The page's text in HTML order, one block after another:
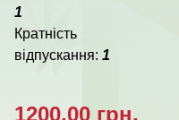
1
Кратність
відпускання: 1
1200.00 грн.